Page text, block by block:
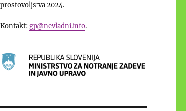
prostovoljstva 2024.
Kontakt: gp@nevladni.info.